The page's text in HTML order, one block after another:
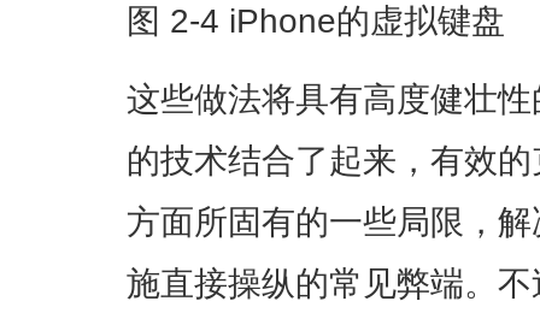
图 2-4 iPhone的虚拟键盘
这些做法将具有高度健壮
的技术结合了起来，有效
方面所固有的一些局限，
施直接操纵的常见弊端。